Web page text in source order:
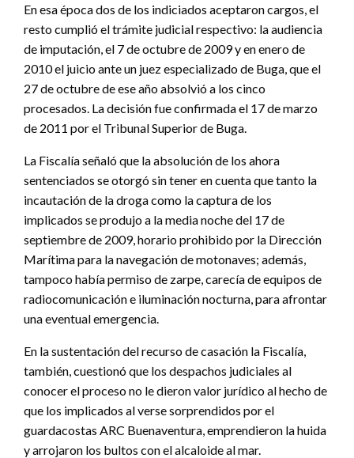
En esa época dos de los indiciados aceptaron cargos, el
resto cumplió el trámite judicial respectivo: la audiencia
de imputación, el 7 de octubre de 2009 y en enero de
2010 el juicio ante un juez especializado de Buga, que el
27 de octubre de ese año absolvió a los cinco
procesados. La decisión fue confirmada el 17 de marzo
de 2011 por el Tribunal Superior de Buga.
La Fiscalía señaló que la absolución de los ahora
sentenciados se otorgó sin tener en cuenta que tanto la
incautación de la droga como la captura de los
implicados se produjo a la media noche del 17 de
septiembre de 2009, horario prohibido por la Dirección
Marítima para la navegación de motonaves; además,
tampoco había permiso de zarpe, carecía de equipos de
radiocomunicación e iluminación nocturna, para afrontar
una eventual emergencia.
En la sustentación del recurso de casación la Fiscalía,
también, cuestionó que los despachos judiciales al
conocer el proceso no le dieron valor jurídico al hecho de
que los implicados al verse sorprendidos por el
guardacostas ARC Buenaventura, emprendieron la huida
y arrojaron los bultos con el alcaloide al mar.